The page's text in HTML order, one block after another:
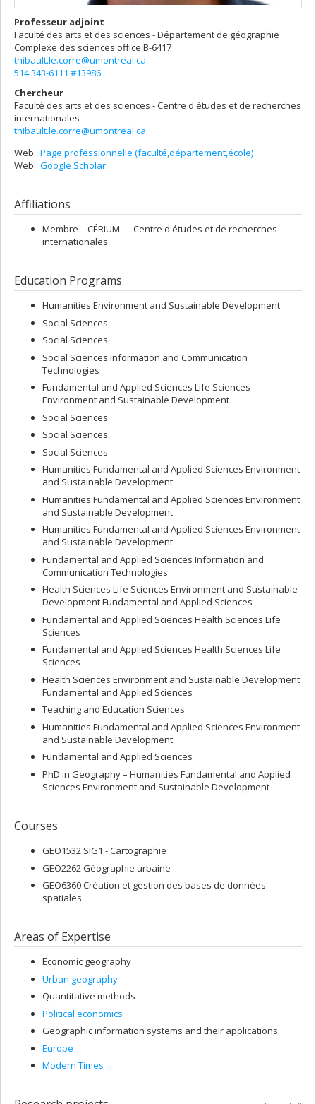
Professeur adjoint
Faculté des arts et des sciences - Département de géographie
Complexe des sciences office B-6417
thibault.le.corre@umontreal.ca
514 343-6111 #13986
Chercheur
Faculté des arts et des sciences - Centre d'études et de recherches
internationales
thibault.le.corre@umontreal.ca
Web : Page professionnelle (faculté,département,école)
Web : Google Scholar
Affiliations
Membre – CÉRIUM — Centre d'études et de recherches
internationales
Education Programs
Humanities Environment and Sustainable Development
Social Sciences
Social Sciences
Social Sciences Information and Communication
Technologies
Fundamental and Applied Sciences Life Sciences
Environment and Sustainable Development
Social Sciences
Social Sciences
Social Sciences
Humanities Fundamental and Applied Sciences Environment
and Sustainable Development
Humanities Fundamental and Applied Sciences Environment
and Sustainable Development
Humanities Fundamental and Applied Sciences Environment
and Sustainable Development
Fundamental and Applied Sciences Information and
Communication Technologies
Health Sciences Life Sciences Environment and Sustainable
Development Fundamental and Applied Sciences
Fundamental and Applied Sciences Health Sciences Life
Sciences
Fundamental and Applied Sciences Health Sciences Life
Sciences
Health Sciences Environment and Sustainable Development
Fundamental and Applied Sciences
Teaching and Education Sciences
Humanities Fundamental and Applied Sciences Environment
and Sustainable Development
Fundamental and Applied Sciences
PhD in Geography – Humanities Fundamental and Applied
Sciences Environment and Sustainable Development
Courses
GEO1532 SIG1 - Cartographie
GEO2262 Géographie urbaine
GEO6360 Création et gestion des bases de données
spatiales
Areas of Expertise
Economic geography
Urban geography
Quantitative methods
Political economics
Geographic information systems and their applications
Europe
Modern Times